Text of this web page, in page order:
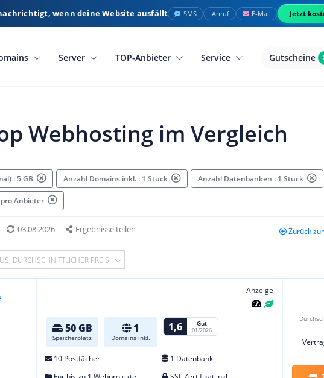
wenn deine Website ausfällt SMS Anruf E-Mail Jetzt
Server TOP-Anbieter Service Gutscheine
Webhosting im Vergleich
: 5 GB Anzahl Domains inkl. : 1 Stück Anzahl Datenbanken : 1 Stück
Anbieter
03.08.2026 Ergebnisse teilen Zurück
DURCHSCHNITTLICHER PREIS
Anzeige
50 GB
Speicherplatz
1
Domains inkl.
1,6 Gut
01/2026
10 Postfächer
1 Datenbank